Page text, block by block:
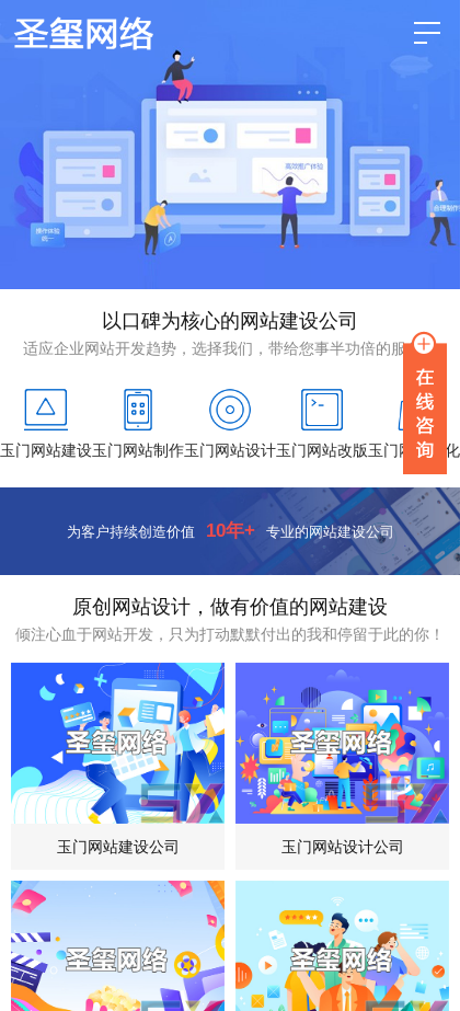
以口碑为核心的网站建设公司
适应企业网站开发趋势，选择我们，带给您事半功倍的服务！
玉门网站建设玉门网站制作玉门网站设计玉门网站改版玉门网站优化
为客户持续创造价值 10年+ 专业的网站建设公司
原创网站设计，做有价值的网站建设
倾注心血于网站开发，只为打动默默付出的我和停留于此的你！
玉门网站建设公司 玉门网站设计公司